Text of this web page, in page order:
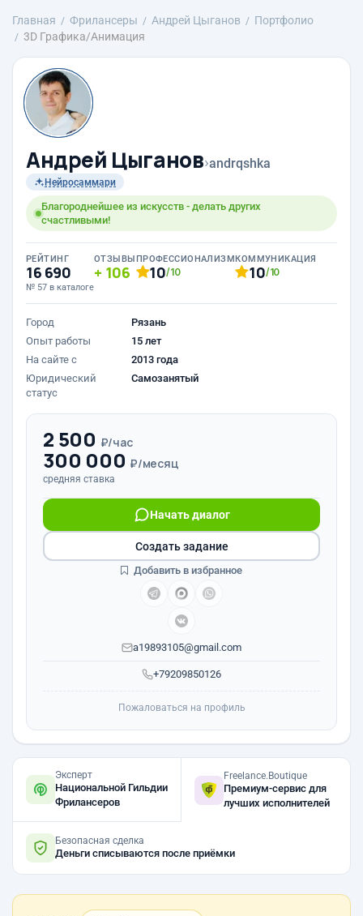
Главная Фрилансеры Андрей Цыганов
Портфолио
3D Графика/Анимация
Андрей Цыганов›andrqshka
Нейросаммари
Благороднейшее из искусств - делать других
счастливыми!
РЕЙТИНГ
16 690
№ 57 в каталоге
ОТЗЫВЫ
106
ПРОФЕССИОНАЛИЗМ
10/10
КОММУНИКАЦИЯ
10/10
Город
Рязань
Опыт работы
15 лет
На сайте с
2013 года
Юридический
статус
Самозанятый
2 500 ₽/час
300 000 ₽/месяц
средняя ставка
+79209850126
Начать диалог
a19893105@gmail.com
Создать задание
Добавить в избранное
Пожаловаться на профиль
Эксперт
Национальной Гильдии
Фрилансеров
Freelance.Boutique
Премиум-сервис для
лучших исполнителей
Безопасная сделка
Деньги списываются после приёмки